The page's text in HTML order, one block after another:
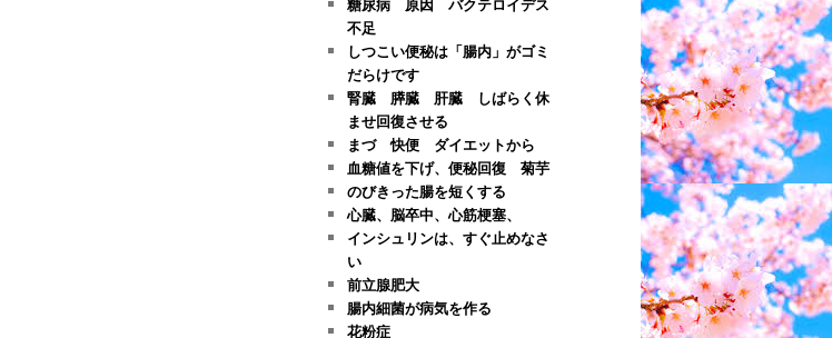
不足
しつこい便秘は「腸内」がゴミ
だらけです
腎臓 膵臓 肝臓 しばらく休
ませ回復させる
まづ 快便 ダイエットから
血糖値を下げ、便秘回復 菊芋
のびきった腸を短くする
心臓、脳卒中、心筋梗塞、
インシュリンは、すぐ止めなさ
い
前立腺肥大
腸内細菌が病気を作る
花粉症